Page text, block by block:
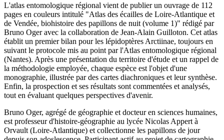
L'atlas entomologique régional vient de publier un ouvrage de 112
pages en couleurs intitulé "Atlas des écailles de Loire-Atlantique et
de Vendée, biohistoire des papillons de nuit (volume 1)" rédigé par
Bruno Oger avec la collaboration de Jean-Alain Guilloton. Cet atlas
établit un premier bilan pour les lépidoptères Arctiinae, toujours en
suivant le protocole mis au point par l'Atlas entomologique régional
(Nantes). Après une présentation du territoire d'étude et un rappel de
la méthodologie employée, chaque espèce est l'objet d'une
monographie, illustrée par des cartes diachroniques et leur synthèse.
Enfin, la prospection et ses résultats sont commentées et analysés,
tout en évaluant quelques perspectives d'avenir.
Bruno Oger, agrégé de géographie et docteur en sciences humaines,
est professeur d'histoire-géographie au lycée Nicolas Appert à
Orvault (Loire-Atlantique) et collectionne les papillons de jour